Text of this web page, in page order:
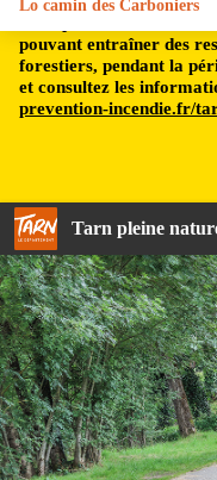
pouvant entraîner des
forestiers, pendant la
et consultez les
prevention-incendie.fr/
Tarn pleine
Lo camin des Carboniers
Randonnée en